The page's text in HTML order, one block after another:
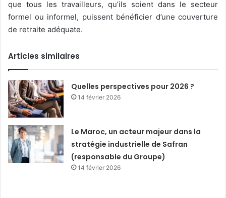
que tous les travailleurs, qu’ils soient dans le secteur
formel ou informel, puissent bénéficier d’une couverture
de retraite adéquate.
Articles similaires
Quelles perspectives pour 2026 ?
14 février 2026
Le Maroc, un acteur majeur dans la
stratégie industrielle de Safran
(responsable du Groupe)
14 février 2026